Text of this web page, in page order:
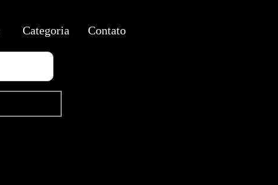
Categoria Contato